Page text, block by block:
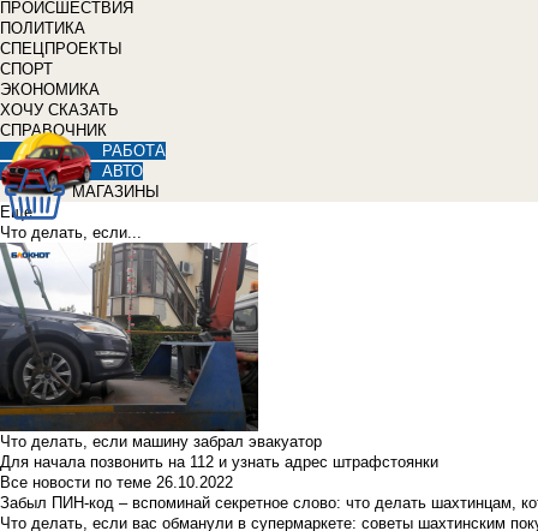
ПРОИСШЕСТВИЯ
ПОЛИТИКА
СПЕЦПРОЕКТЫ
СПОРТ
ЭКОНОМИКА
ХОЧУ СКАЗАТЬ
СПРАВОЧНИК
РАБОТА
АВТО
МАГАЗИНЫ
Еще
Что делать, если...
Что делать, если машину забрал эвакуатор
Для начала позвонить на 112 и узнать адрес штрафстоянки
Все новости по теме 26.10.2022
Забыл ПИН-код – вспоминай секретное слово: что делать шахтинцам,
Что делать, если вас обманули в супермаркете: советы шахтинским